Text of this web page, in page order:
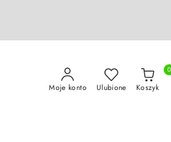
Moje konto Ulubione Koszyk
0